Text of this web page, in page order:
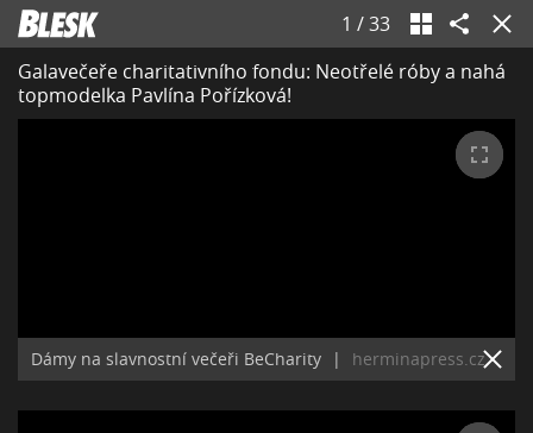
1 /33
Galavečeře charitativního fondu: Neotřelé róby a nahá
topmodelka Pavlína Pořízková!
Dámy na slavnostní večeři BeCharity | herminapress.cz